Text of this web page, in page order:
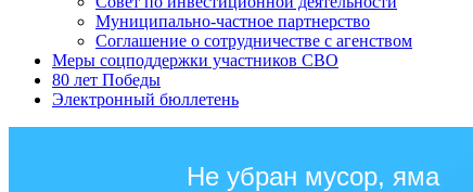
Муниципально-частное партнерство
Соглашение о сотрудничестве с агенством
Меры соцподдержки участников СВО
80 лет Победы
Электронный бюллетень
Не убран мусор, яма